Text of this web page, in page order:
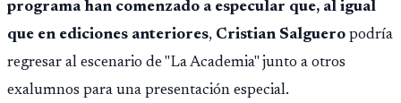
programa han comenzado a especular que, al igual
que en ediciones anteriores, Cristian Salguero podría
regresar al escenario de "La Academia" junto a otros
exalumnos para una presentación especial.